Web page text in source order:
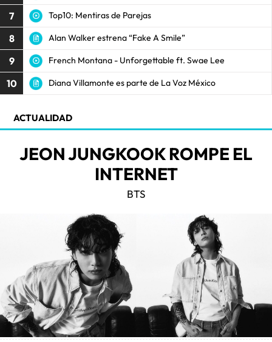
7 Top10: Mentiras de Parejas
8 Alan Walker estrena “Fake A Smile”
9 French Montana - Unforgettable ft. Swae Lee
10 Diana Villamonte es parte de La Voz México
ACTUALIDAD
JEON JUNGKOOK ROMPE EL
INTERNET
BTS